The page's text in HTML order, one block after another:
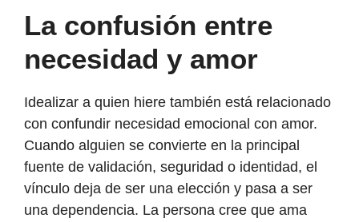
La confusión entre
necesidad y amor
Idealizar a quien hiere también está relacionado
con confundir necesidad emocional con amor.
Cuando alguien se convierte en la principal
fuente de validación, seguridad o identidad, el
vínculo deja de ser una elección y pasa a ser
una dependencia. La persona cree que ama